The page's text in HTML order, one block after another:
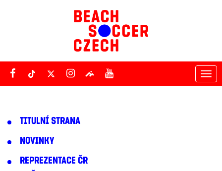
TITULNÍ STRANA
NOVINKY
REPREZENTACE ČR